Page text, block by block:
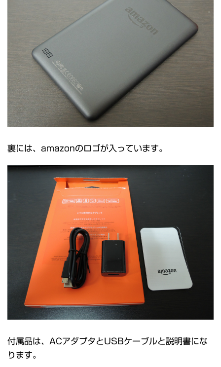
裏には、amazonのロゴが入っています。
付属品は、ACアダプタとUSBケーブルと説明書にな
ります。